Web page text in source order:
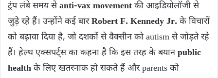
ट्रंप लंबे समय सेanti-vax movement की आ‍इडियोलॉजी से
जुड़े रहे हैं। उन्होंने कई बारRobert F. Kennedy Jr. के विचारों
को बढ़ावा दिया है, जो दशकों से वैक्सीन को autism से जोड़ते रहे
हैं। हेल्थ एक्सपर्ट्स का कहना है कि इस तरह के बयानpublic
health के लिए खतरनाक हो सकते हैं और parents को